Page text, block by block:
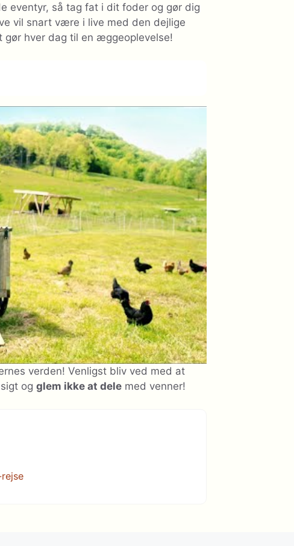
eventyr, så tag fat i dit foder og gør dig
vil snart være i live med den dejlige
hver dag til en æggeoplevelse!
verden! Venligst bliv ved med at
og glem ikke at dele med venner!